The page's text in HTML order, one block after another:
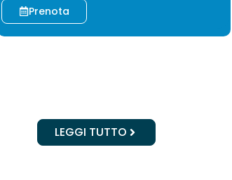
Prenota
LEGGI TUTTO